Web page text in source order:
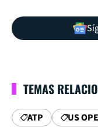
TEMAS
ATP US